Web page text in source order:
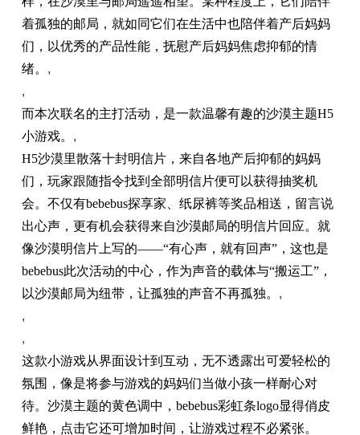
着孤独的邮局，就如同它们在生活中也陪伴着产后妈妈
们，以优秀的产品性能，抚慰产后妈妈焦虑抑郁的情
绪。 ,
,
而本次联名的主打活动，是一款温馨有趣的沙漠主题H5
小游戏。 ,
H5沙漠里散落十封明信片，来自各地产后抑郁的妈妈
们，玩家跟随指令找到全部明信片便可以获得抽奖机
会。不仅有bebebus探享家、纸尿裤等奖品相送，留言说
出心声，更有机会获得来自沙漠邮局的明信片回应。就
像沙漠明信片上写的——“有心声，就有回声”，这也是
bebebus此次活动的中心，作为声音的载体与“搬运工”，
以沙漠邮局为纽带，让孤独的声音不再孤独。 ,
,
,
这款小游戏从界面设计到互动，无不透露出可爱轻松的
氛围，像是将参与游戏的妈妈们当做小孩一样耐心对
待。沙漠主题的黄色调中，bebebus彩虹条logo显得俏皮
鲜艳，点击它还可增加时间，让游戏过程不必紧张。